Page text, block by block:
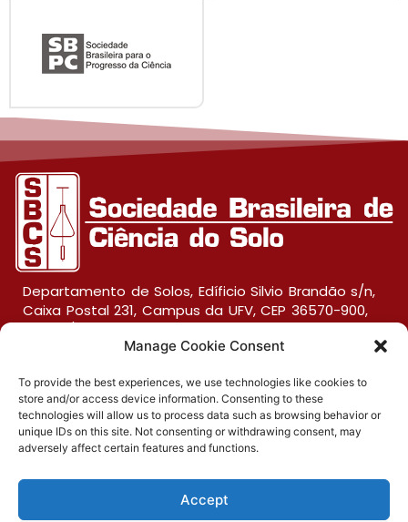
Manage Cookie Consent
To provide the best experiences, we use technologies like cookies to
store and/or access device information. Consenting to these
technologies will allow us to process data such as browsing behavior or
unique IDs on this site. Not consenting or withdrawing consent, may
adversely affect certain features and functions.
Accept
Departamento de Solos, Edíficio Silvio Brandão s/n,
Caixa Postal 231, Campus da UFV, CEP 36570-900,
(31) 3612-4542 (SBCS)
(31) 3612-4543 (RBCS)
E-mail: sbcs@sbcs.org.br
© 2026 – All rights reserved